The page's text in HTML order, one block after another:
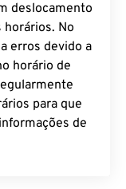
deslocamento
No
erros devido a
horário de
para que
de